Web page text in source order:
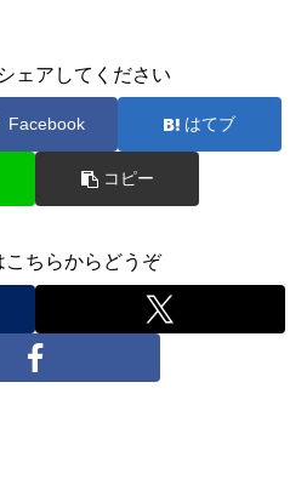
ェアしてください
Facebook はてブ
コピー
こちらからどうぞ